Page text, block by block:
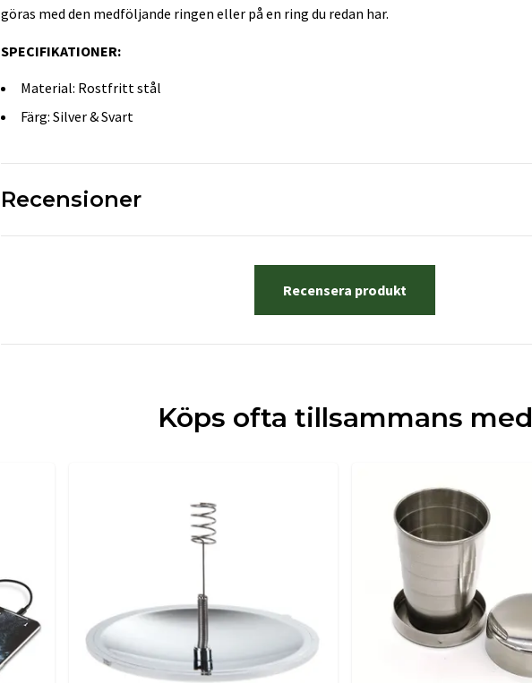
göras med den medföljande ringen eller på en ring du redan har.
SPECIFIKATIONER:
Material: Rostfritt stål
Färg: Silver & Svart
Recensioner
Recensera produkt
Köps ofta tillsammans med